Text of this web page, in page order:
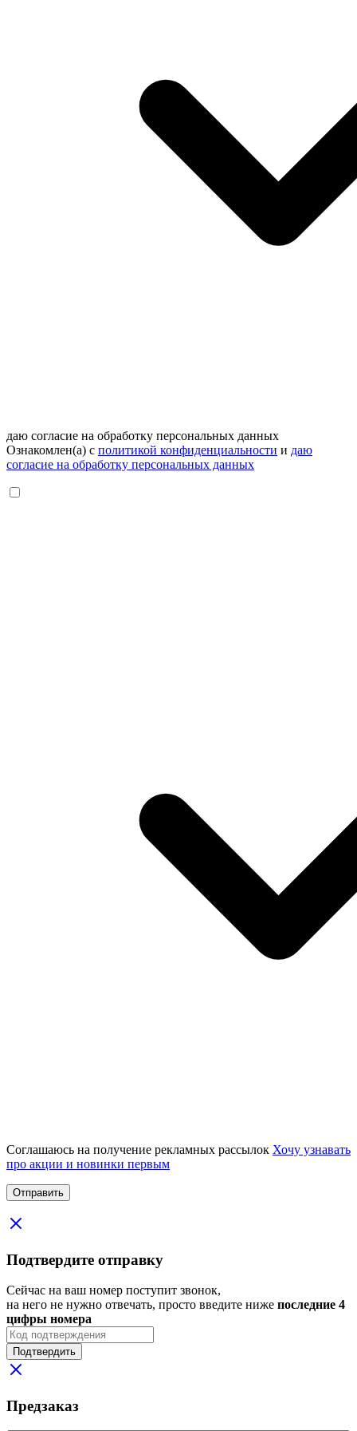
даю согласие на обработку персональных данных
Ознакомлен(а) с политикой конфиденциальности и даю
согласие на обработку персональных данных
Соглашаюсь на получение рекламных рассылок Хочу узнавать
про акции и новинки первым
Подтвердите отправку
Сейчас на ваш номер поступит звонок,
на него не нужно отвечать, просто введите ниже последние 4
цифры номера
Подтвердить
Предзаказ